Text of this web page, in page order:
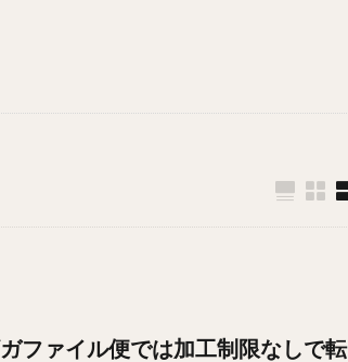
ファイル便では加工制限なしで転